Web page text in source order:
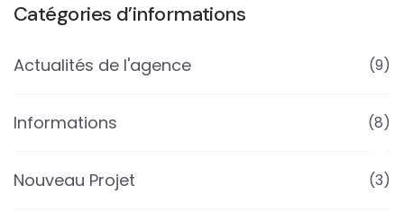
Catégories d’informations
Actualités de l'agence (9)
Informations (8)
Nouveau Projet (3)